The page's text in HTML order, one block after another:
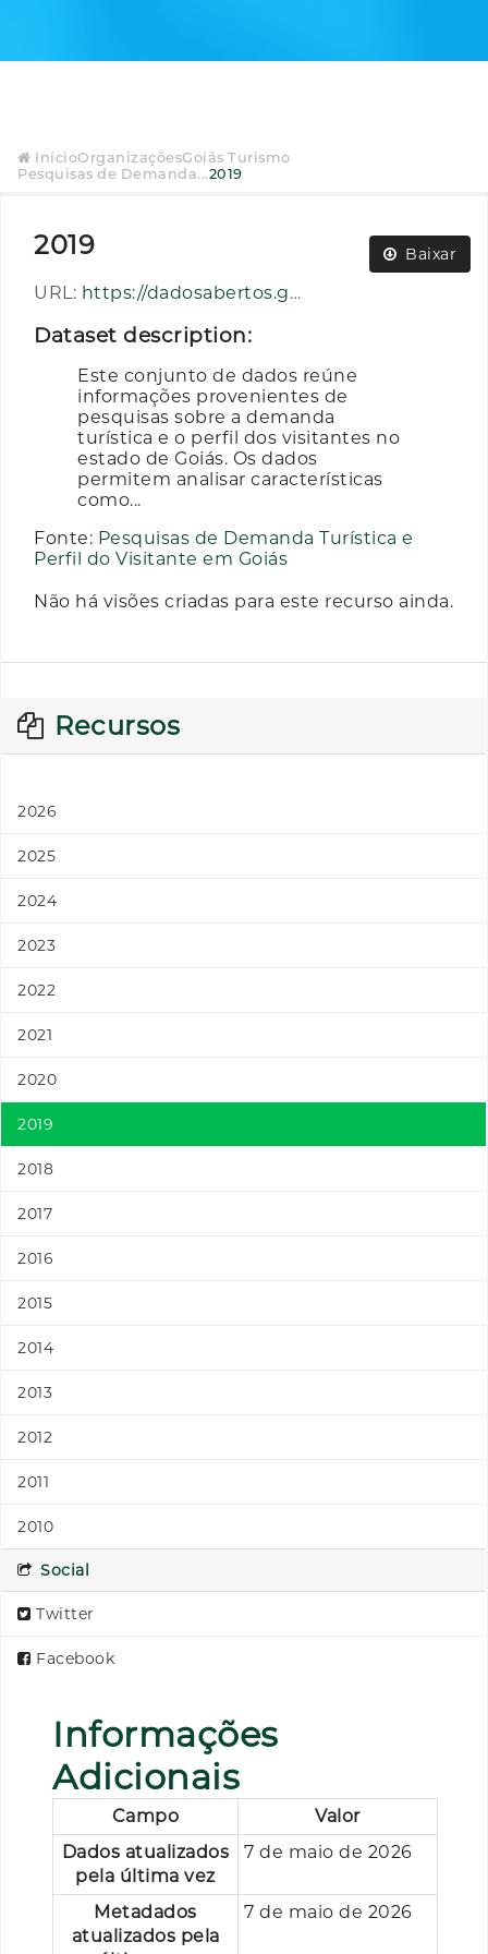
InícioOrganizaçõesGoiás Turismo
Pesquisas de Demanda...2019
Baixar
2019
URL: https://dadosabertos.go.gov.br/dataset/60fb9c92-df7e-4499-b4e5-b190b382085c/resource/35da539e-2858-4556-8b83-b5246007425a/download/2019.rar
Dataset description:
Este conjunto de dados reúne
informações provenientes de
pesquisas sobre a demanda
turística e o perfil dos visitantes no
estado de Goiás. Os dados
permitem analisar características
como...
Fonte: Pesquisas de Demanda Turística e
Perfil do Visitante em Goiás
Não há visões criadas para este recurso ainda.
Recursos
2026
2025
2024
2023
2022
2021
2020
2019
2018
2017
2016
2015
2014
2013
2012
2011
2010
Social
Twitter
Facebook
Informações
Adicionais
Campo
Valor
Dados atualizados
pela última vez
7 de maio de 2026
Metadados
atualizados pela
7 de maio de 2026